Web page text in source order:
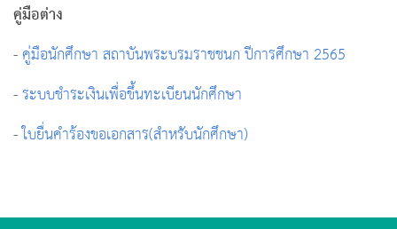
คู่มือต่าง
-คู่มือนักศึกษา สถาบันพระบรมราชชนก ปีการศึกษา 2565
-ระบบชำระเงินเพื่อขึ้นทะเบียนนักศึกษา
-ใบยื่นคำร้องขอเอกสาร(สำหรับนักศึกษา)